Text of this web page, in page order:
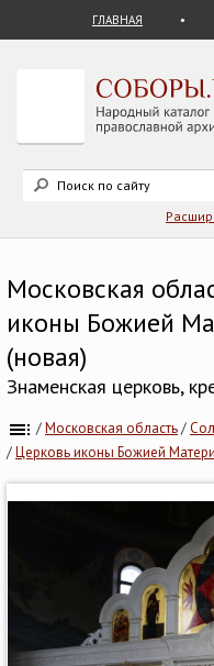
ГЛАВНАЯ
Московская
иконы Божией
(новая)
Знаменская церковь,
/Московская область/
/Церковь иконы Божией